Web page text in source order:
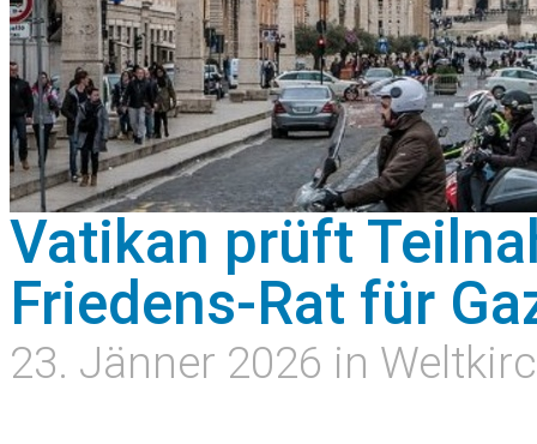
Vatikan prüft
Friedens-Rat für
23. Jänner 2026 in